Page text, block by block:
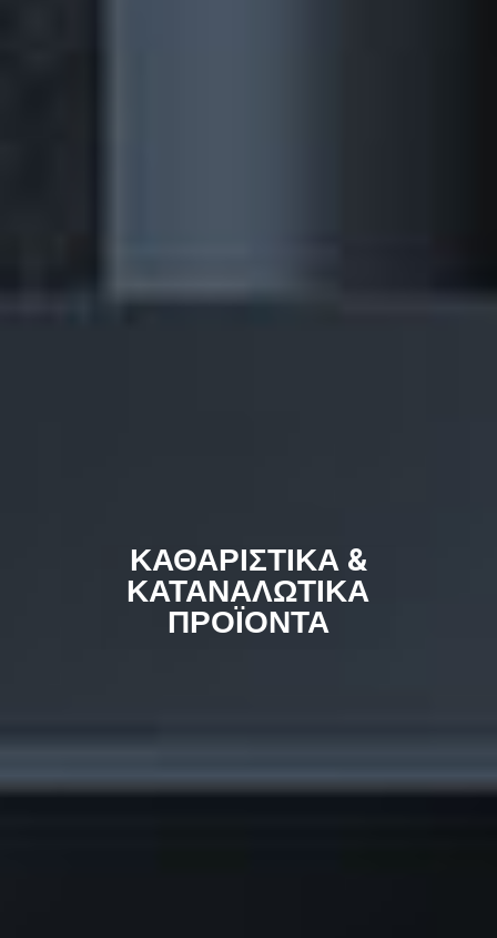
ΚΑΘΑΡΙΣΤΙΚΑ &
ΚΑΤΑΝΑΛΩΤΙΚΑ
ΠΡΟΪΟΝΤΑ